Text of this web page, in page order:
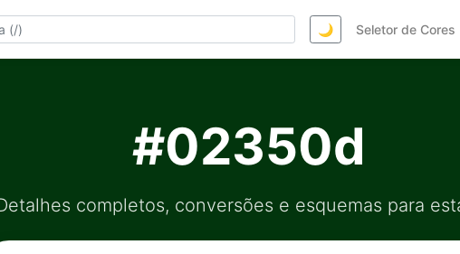
🌙 Seletor de Cores
#02350d
completos, conversões e esquemas para